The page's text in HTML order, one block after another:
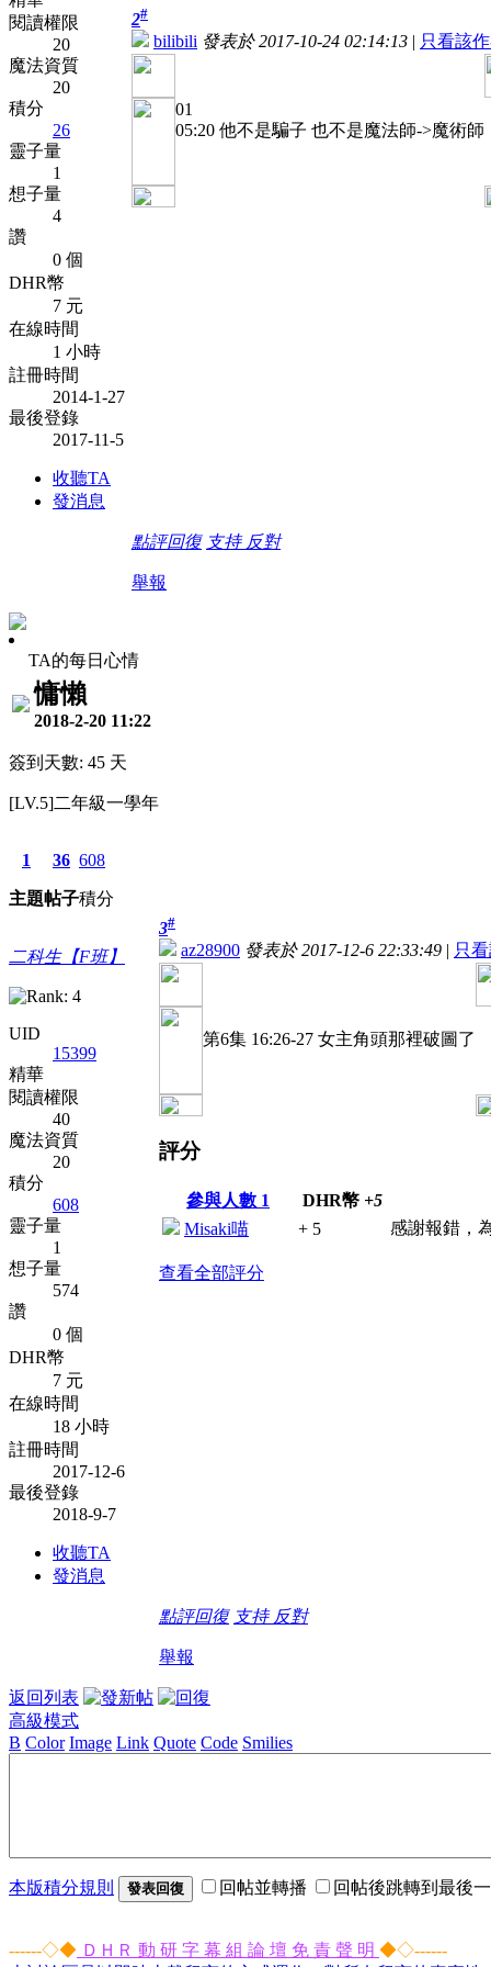
閱讀權限
20
魔法資質
20
積分
26
靈子量
1
想子量
4
讚
0 個
DHR幣
7 元
在線時間
1 小時
註冊時間
2014-1-27
最後登錄
2017-11-5
收聽TA
發消息
2#
bilibili 發表於 2017-10-24 02:14:13 | 只看該
01
05:20 他不是騙子 也不是魔法師->魔術師
點評回復 支持 反對
舉報
TA的每日心情
慵懶
2018-2-20 11:22
簽到天數: 45 天
[LV.5]二年級一學年
1
主題
36
帖子
608
積分
二科生【F班】
UID
15399
精華
閱讀權限
40
魔法資質
20
積分
608
靈子量
1
想子量
574
讚
0 個
DHR幣
7 元
在線時間
18 小時
註冊時間
2017-12-6
最後登錄
2018-9-7
收聽TA
發消息
3#
az28900 發表於 2017-12-6 22:33:49 | 只
第6集 16:26-27 女主角頭那裡破圖了
評分
參與人數 1 DHR幣 +5
Misaki喵
+ 5 感謝報錯，
查看全部評分
點評回復 支持 反對
舉報
返回列表
高級模式
B Color Image Link Quote Code Smilies
本版積分規則 發表回復 回帖並轉播 回帖後跳轉到最後
------◇◆ ＤＨＲ 動 研 字 幕 組 論 壇 免 責 聲 明 ◆◇------